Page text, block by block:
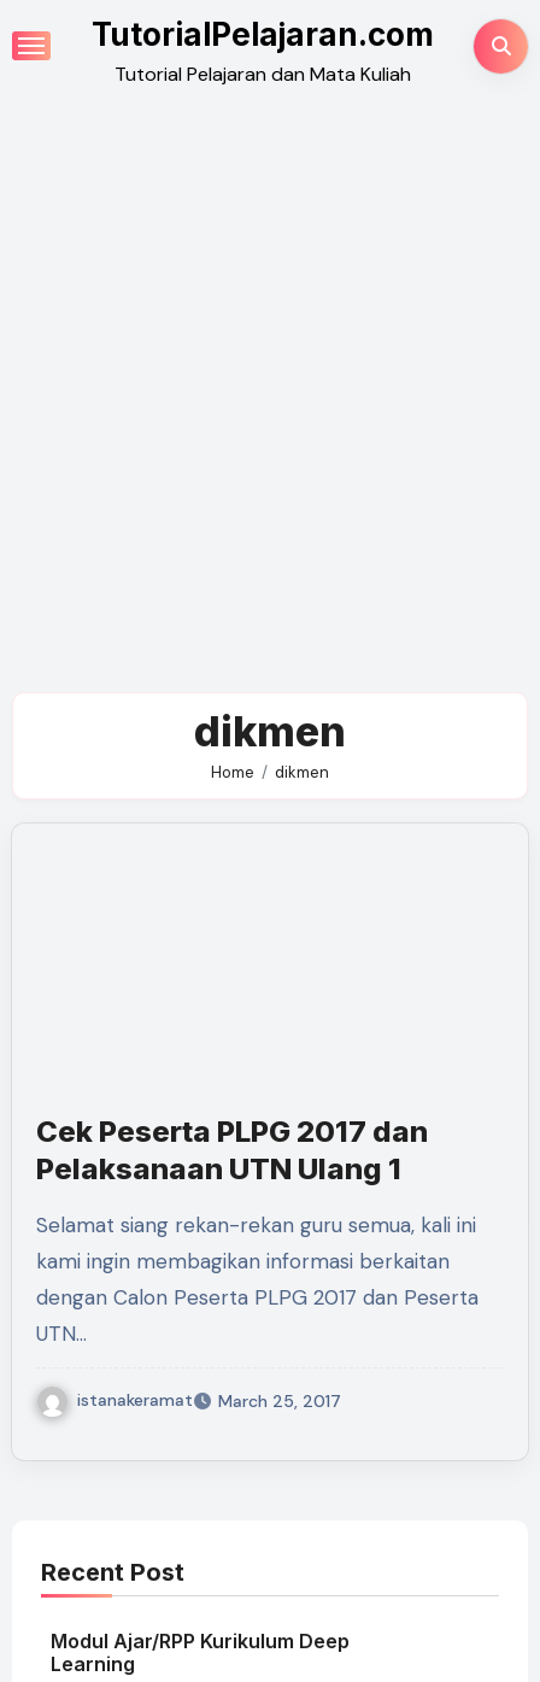
to
TutorialPelajaran.com
Tutorial Pelajaran dan Mata Kuliah
dikmen
Home dikmen
Cek Peserta PLPG 2017 dan
Pelaksanaan UTN Ulang 1
Selamat siang rekan-rekan guru semua, kali ini
kami ingin membagikan informasi berkaitan
dengan Calon Peserta PLPG 2017 dan Peserta
UTN…
istanakeramat March 25, 2017
Recent Post
Modul Ajar/RPP Kurikulum Deep
Learning